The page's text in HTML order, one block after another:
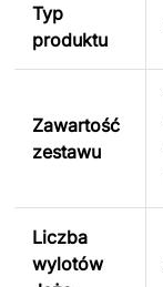
Typ
produktu
Zawartość
zestawu
Liczba
wylotów